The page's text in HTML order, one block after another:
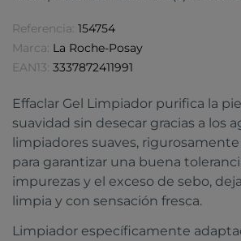
Referencia: 154754
Marca: La Roche-Posay
EAN13: 3337872411991
Effaclar Gel Limpiador purifica la
suavidad sin desecar gracias a los
limpiadores suaves,
para garantizar una buena
impurezas y el exceso de sebo,
limpia y con sensación fresca.
Limpiador específicamente